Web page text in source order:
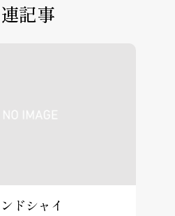
記事
ドシャイ